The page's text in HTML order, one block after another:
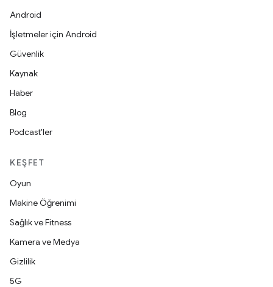
Android
İşletmeler için Android
Güvenlik
Kaynak
Haber
Blog
Podcast'ler
KEŞFET
Oyun
Makine Öğrenimi
Sağlık ve Fitness
Kamera ve Medya
Gizlilik
5G